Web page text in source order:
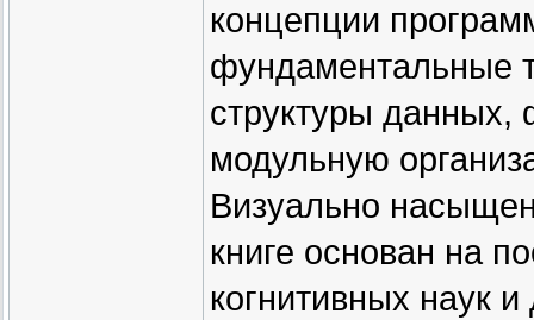
концепции
фундаментальные
структуры
модульную
Визуально
книге основан на
когнитивных наук